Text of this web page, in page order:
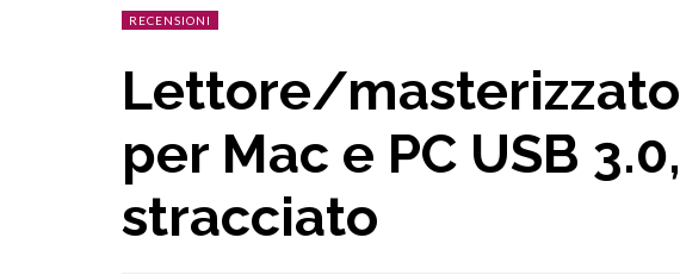
RECENSIONI
Lettore/
per Mac e PC USB
stracciato